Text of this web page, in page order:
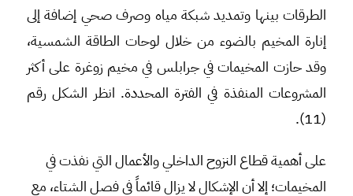
الطرقات بينها وتمديد شبكة مياه وصرف صحي إضافة إلى
إنارة المخيم بالضوء من خلال لوحات الطاقة الشمسية،
وقد حازت المخيمات في جرابلس في مخيم زوغرة على أكثر
المشروعات المنفذة في الفترة المحددة. انظر الشكل رقم
(11).
على أهمية قطاع النزوح الداخلي والأعمال التي نفذت في
المخيمات؛ إلا أن الإشكال لا يزال قائماً في فصل الشتاء، مع